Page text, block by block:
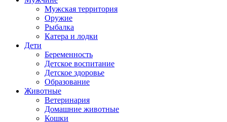
Мужская территория
Оружие
Рыбалка
Катера и лодки
Дети
Беременность
Детское воспитание
Детское здоровье
Образование
Животные
Ветеринария
Домашние животные
Кошки